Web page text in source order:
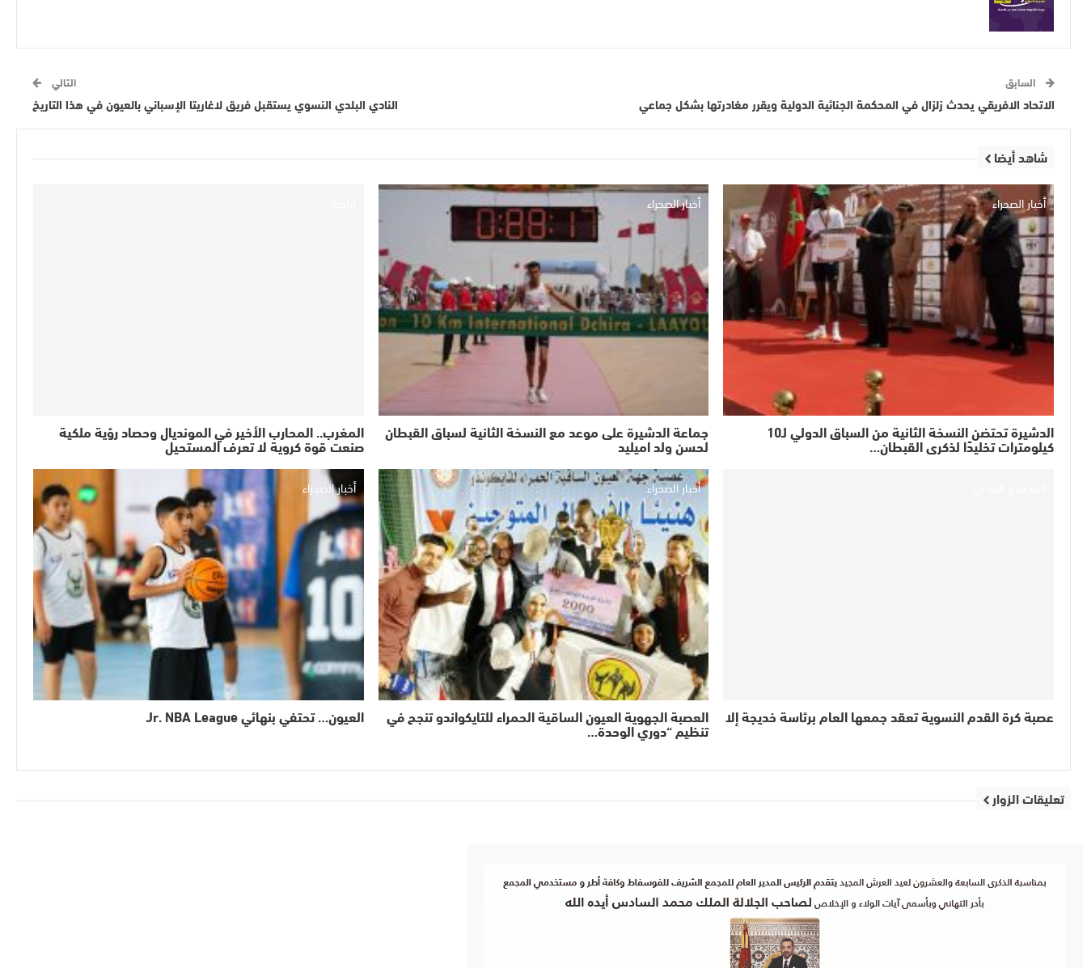
السابق
الاتحاد الافريقي يحدث زلزال في المحكمة الجنائية الدولية ويقرر مغادرتها بشكل جماعي
التالي
النادي البلدي النسوي يستقبل فريق لاغاريتا الإسباني بالعيون في هذا التاريخ
شاهد أيضا
أخبار الصحراء
الدشيرة تحتضن النسخة الثانية من السباق الدولي لـ10
كيلومترات تخليدًا لذكرى القبطان…
أخبار الصحراء
جماعة الدشيرة على موعد مع النسخة الثانية لسباق القبطان
لحسن ولد اميليد
المغرب.. المحارب الأخير في المونديال وحصاد رؤية ملكية
صنعت قوة كروية لا تعرف المستحيل
عصبة كرة القدم النسوية تعقد جمعها العام برئاسة خديجة إلا
أخبار الصحراء
العصبة الجهوية العيون الساقية الحمراء للتايكواندو تنجح في
تنظيم “دوري الوحدة…
أخبار الصحراء
العيون… تحتفي بنهائي Jr. NBA League
تعليقات الزوار